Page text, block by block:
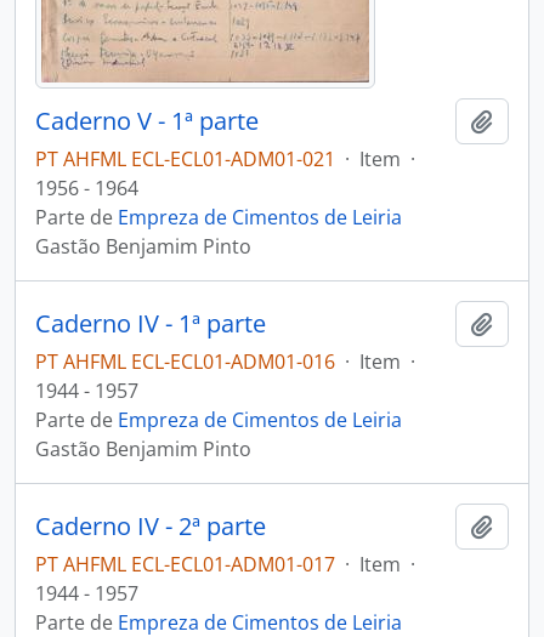
Caderno V - 1ª parte
PT AHFML ECL-ECL01-ADM01-021 · Item ·
1956 - 1964
Parte de Empreza de Cimentos de Leiria
Gastão Benjamim Pinto
Caderno IV - 1ª parte
PT AHFML ECL-ECL01-ADM01-016 · Item ·
1944 - 1957
Parte de Empreza de Cimentos de Leiria
Gastão Benjamim Pinto
Caderno IV - 2ª parte
PT AHFML ECL-ECL01-ADM01-017 · Item ·
1944 - 1957
Parte de Empreza de Cimentos de Leiria